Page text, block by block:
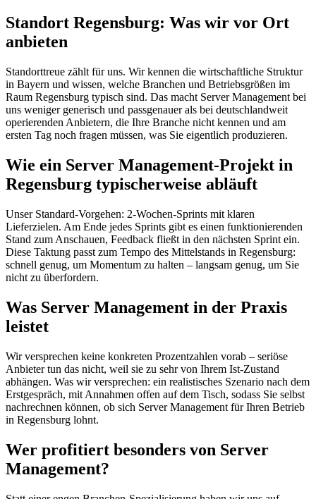
Standort Regensburg: Was wir vor Ort
anbieten
Standorttreue zählt für uns. Wir kennen die wirtschaftliche Struktur
in Bayern und wissen, welche Branchen und Betriebsgrößen im
Raum Regensburg typisch sind. Das macht Server Management bei
uns weniger generisch und passgenauer als bei deutschlandweit
operierenden Anbietern, die Ihre Branche nicht kennen und am
ersten Tag noch fragen müssen, was Sie eigentlich produzieren.
Wie ein Server Management-Projekt in
Regensburg typischerweise abläuft
Unser Standard-Vorgehen: 2-Wochen-Sprints mit klaren
Lieferzielen. Am Ende jedes Sprints gibt es einen funktionierenden
Stand zum Anschauen, Feedback fließt in den nächsten Sprint ein.
Diese Taktung passt zum Tempo des Mittelstands in Regensburg:
schnell genug, um Momentum zu halten – langsam genug, um Sie
nicht zu überfordern.
Was Server Management in der Praxis
leistet
Wir versprechen keine konkreten Prozentzahlen vorab – seriöse
Anbieter tun das nicht, weil sie zu sehr von Ihrem Ist-Zustand
abhängen. Was wir versprechen: ein realistisches Szenario nach dem
Erstgespräch, mit Annahmen offen auf dem Tisch, sodass Sie selbst
nachrechnen können, ob sich Server Management für Ihren Betrieb
in Regensburg lohnt.
Wer profitiert besonders von Server
Management?